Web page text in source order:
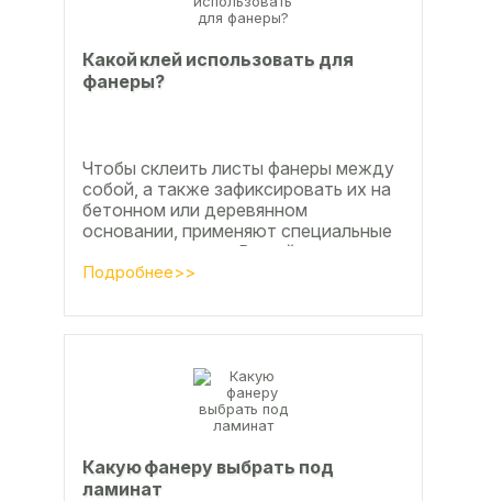
Какой клей использовать для
фанеры?
Чтобы склеить листы фанеры между
собой, а также зафиксировать их на
бетонном или деревянном
основании, применяют специальные
клеевые составы. В этой статье
расскажем, какой клей...
Подробнее>>
Какую фанеру выбрать под
ламинат